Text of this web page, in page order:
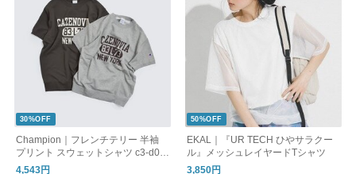
30%OFF
Champion｜フレンチテリー 半袖
プリント スウェットシャツ c3-d01
6
4,543円
50%OFF
EKAL｜『UR TECH ひやサラクー
ル』メッシュレイヤードTシャツ
3,850円